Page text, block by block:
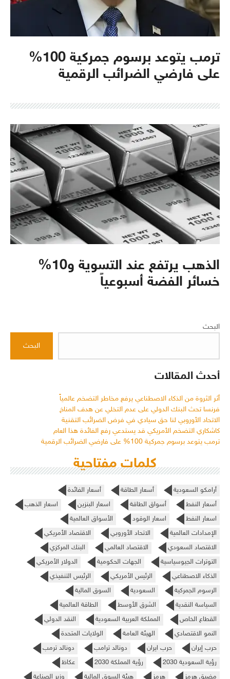
ترمب يتوعد برسوم جمركية 100%
على فارضي الضرائب الرقمية
الذهب يرتفع عند التسوية و10%
خسائر الفضة أسبوعياً
البحث
البحث
أحدث المقالات
أثر الثروة من الذكاء الاصطناعي يرفع مخاطر التضخم عالمياً
فرنسا تحث البنك الدولي على عدم التخلي عن هدف المناخ
الاتحاد الأوروبي لنا حق سيادي في فرض الضرائب التقنية
كاشكاري التضخم الأمريكي قد يستدعي رفع الفائدة هذا العام
ترمب يتوعد برسوم جمركية 100% على فارضي الضرائب الرقمية
كلمات مفتاحية
أرامكو السعودية أسعار الطاقة
أسعار الفائدة
أسعار النفط
أسواق الطاقة اسعار البنزين
اسعار الذهب
اسعار النفط
اسعار الوقود
الأسواق العالمية
الإمدادات العالمية
الاتحاد الأوروبي
الاقتصاد الأمريكي
الاقتصاد السعودي
الاقتصاد العالمي
البنك المركزي
التوترات الجيوسياسية
الجهات الحكومية
الدولار الأمريكي
الذكاء الاصطناعي
الرئيس الأمريكي
الرئيس التنفيذي
الرسوم الجمركية
السعودية
السوق المالية
السياسة النقدية
الشرق الأوسط
الطاقة العالمية
القطاع الخاص
المملكة العربية السعودية
النقد الدولي
النمو الاقتصادي
الهيئة العامة
الولايات المتحدة
حرب إيران
حرب ايران دونالد ترامب
دونالد ترمب
رؤية السعودية 2030
رؤية المملكة 2030
عكاظ
مضيق هرمز
هرمز هيئة السوق المالية وزير الصناعة